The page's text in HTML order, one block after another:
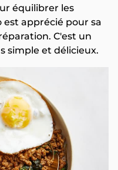
équilibrer les
est apprécié pour sa
C'est un
simple et délicieux.